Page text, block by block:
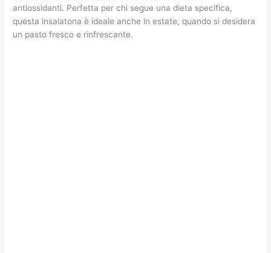
antiossidanti. Perfetta per chi segue una dieta specifica,
questa insalatona è ideale anche in estate, quando si desidera
un pasto fresco e rinfrescante.